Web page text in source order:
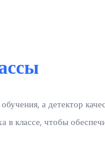
а детектор
в классе, чтобы